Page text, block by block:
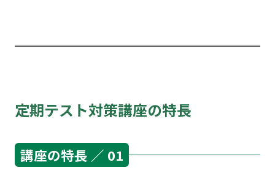
定期テスト対策講座の特長
講座の特長 ／ 01